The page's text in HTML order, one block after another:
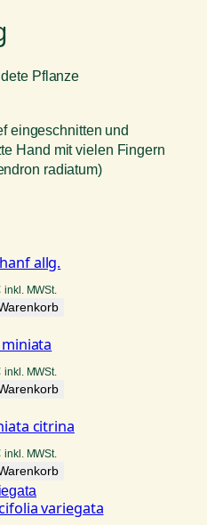
Pflanze
eingeschnitten und
Hand mit vielen Fingern
radiatum)
allg.
inkl. MWSt.
miniata
inkl. MWSt.
citrina
inkl. MWSt.
variegata